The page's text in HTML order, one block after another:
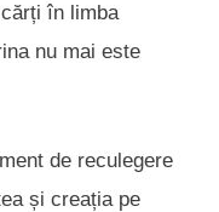
în limba
nu mai este
de reculegere
și creația pe